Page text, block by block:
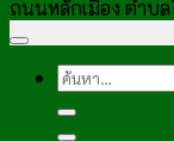
ถนนหลักเมือง ตำบล